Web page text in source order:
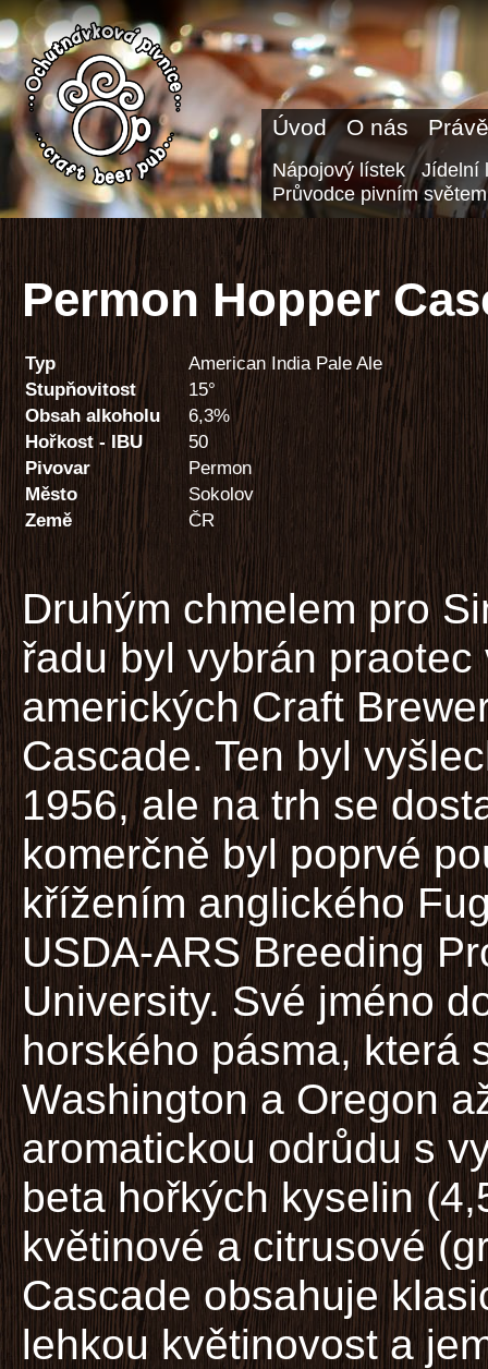
Úvod O nás
Nápojový lístek
Jídelní
Průvodce pivním světem
Permon Hopper
Typ
American India Pale Ale
Stupňovitost
15°
Obsah alkoholu
6,3%
Hořkost - IBU
50
Pivovar
Permon
Město
Sokolov
Země
ČR
Druhým chmelem pro
řadu byl vybrán praotec
amerických Craft
Cascade. Ten byl
1956, ale na trh se
komerčně byl poprvé
křížením anglického
USDA-ARS Breeding
University. Své jméno
horského pásma, která
Washington a Oregon
aromatickou odrůdu s
beta hořkých kyselin
květinové a citrusové
Cascade obsahuje
lehkou květinovost a